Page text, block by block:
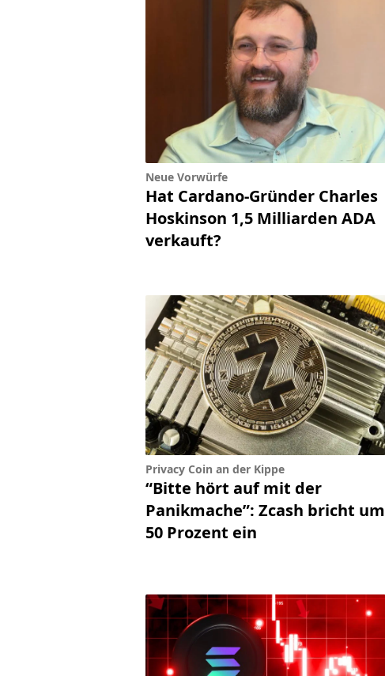
Neue Vorwürfe
Hat Cardano-Gründer Charles
Hoskinson 1,5 Milliarden ADA
verkauft?
Privacy Coin an der Kippe
“Bitte hört auf mit der
Panikmache”: Zcash bricht um
50 Prozent ein